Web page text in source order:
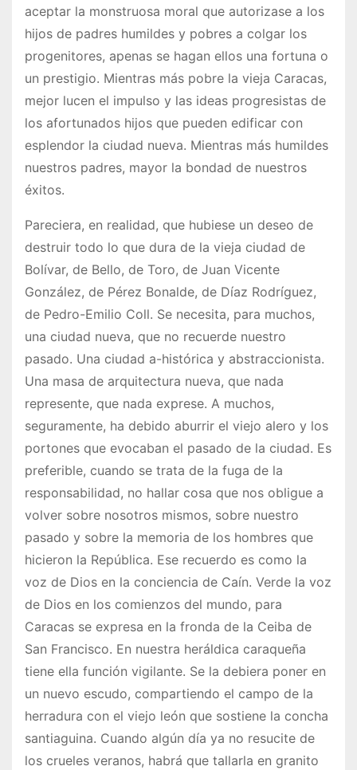
aceptar la monstruosa moral que autorizase a los
hijos de padres humildes y pobres a colgar los
progenitores, apenas se hagan ellos una fortuna o
un prestigio. Mientras más pobre la vieja Caracas,
mejor lucen el impulso y las ideas progresistas de
los afortunados hijos que pueden edificar con
esplendor la ciudad nueva. Mientras más humildes
nuestros padres, mayor la bondad de nuestros
éxitos.
Pareciera, en realidad, que hubiese un deseo de
destruir todo lo que dura de la vieja ciudad de
Bolívar, de Bello, de Toro, de Juan Vicente
González, de Pérez Bonalde, de Díaz Rodríguez,
de Pedro-Emilio Coll. Se necesita, para muchos,
una ciudad nueva, que no recuerde nuestro
pasado. Una ciudad a-histórica y abstraccionista.
Una masa de arquitectura nueva, que nada
represente, que nada exprese. A muchos,
seguramente, ha debido aburrir el viejo alero y los
portones que evocaban el pasado de la ciudad. Es
preferible, cuando se trata de la fuga de la
responsabilidad, no hallar cosa que nos obligue a
volver sobre nosotros mismos, sobre nuestro
pasado y sobre la memoria de los hombres que
hicieron la República. Ese recuerdo es como la
voz de Dios en la conciencia de Caín. Verde la voz
de Dios en los comienzos del mundo, para
Caracas se expresa en la fronda de la Ceiba de
San Francisco. En nuestra heráldica caraqueña
tiene ella función vigilante. Se la debiera poner en
un nuevo escudo, compartiendo el campo de la
herradura con el viejo león que sostiene la concha
santiaguina. Cuando algún día ya no resucite de
los crueles veranos, habrá que tallarla en granito